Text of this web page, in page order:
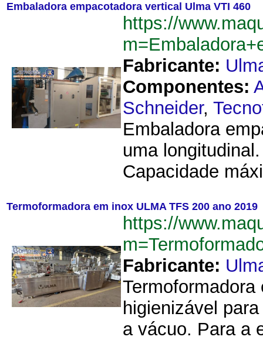
Embaladora empacotadora vertical Ulma VTI 460
https://
Fabricante:
Componentes:
Schneider,
Embaladora
uma
Capacidade
Termoformadora em inox ULMA TFS 200 ano 2019
https://
Fabricante:
higienizável
a vácuo. Para a